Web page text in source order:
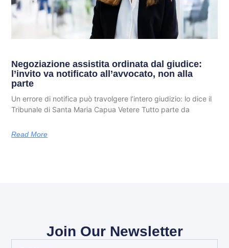
Negoziazione assistita ordinata dal giudice:
l’invito va notificato all’avvocato, non alla
parte
Un errore di notifica può travolgere l’intero giudizio: lo dice il
Tribunale di Santa Maria Capua Vetere Tutto parte da
Read More
Join Our Newsletter